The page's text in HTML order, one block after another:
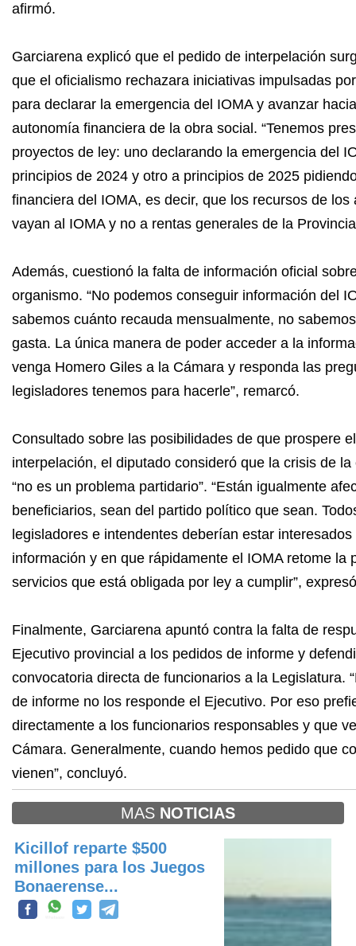
afirmó.
Garciarena explicó que el pedido de interpelación
que el oficialismo rechazara iniciativas impulsadas
para declarar la emergencia del IOMA y avanzar
autonomía financiera de la obra social. “Tenemos
proyectos de ley: uno declarando la emergencia del
principios de 2024 y otro a principios de 2025
financiera del IOMA, es decir, que los recursos de los
vayan al IOMA y no a rentas generales de la
Además, cuestionó la falta de información oficial
organismo. “No podemos conseguir información del
sabemos cuánto recauda mensualmente, no
gasta. La única manera de poder acceder a la
venga Homero Giles a la Cámara y responda las
legisladores tenemos para hacerle”, remarcó.
Consultado sobre las posibilidades de que prospere
interpelación, el diputado consideró que la crisis de la
“no es un problema partidario”. “Están igualmente
beneficiarios, sean del partido político que sean.
legisladores e intendentes deberían estar
información y en que rápidamente el IOMA retome la
servicios que está obligada por ley a cumplir”,
Finalmente, Garciarena apuntó contra la falta de
Ejecutivo provincial a los pedidos de informe y
convocatoria directa de funcionarios a la Legislatura.
de informe no los responde el Ejecutivo. Por eso
directamente a los funcionarios responsables y que
Cámara. Generalmente, cuando hemos pedido que
vienen”, concluyó.
MAS NOTICIAS
Kicillof reparte $500
millones para los Juegos
Bonaerense...